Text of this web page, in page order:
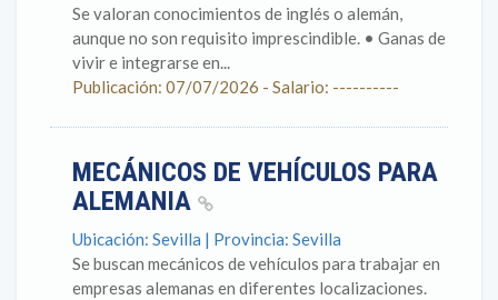
Se valoran conocimientos de inglés o alemán,
aunque no son requisito imprescindible. • Ganas de
vivir e integrarse en...
Publicación: 07/07/2026 - Salario: ----------
MECÁNICOS DE VEHÍCULOS PARA
ALEMANIA
Ubicación: Sevilla | Provincia: Sevilla
Se buscan mecánicos de vehículos para trabajar en
empresas alemanas en diferentes localizaciones.